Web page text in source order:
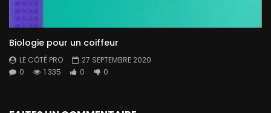
Biologie pour un coiffeur
LE CÔTÉ PRO
27 SEPTEMBRE 2020
0
1 335 0 0